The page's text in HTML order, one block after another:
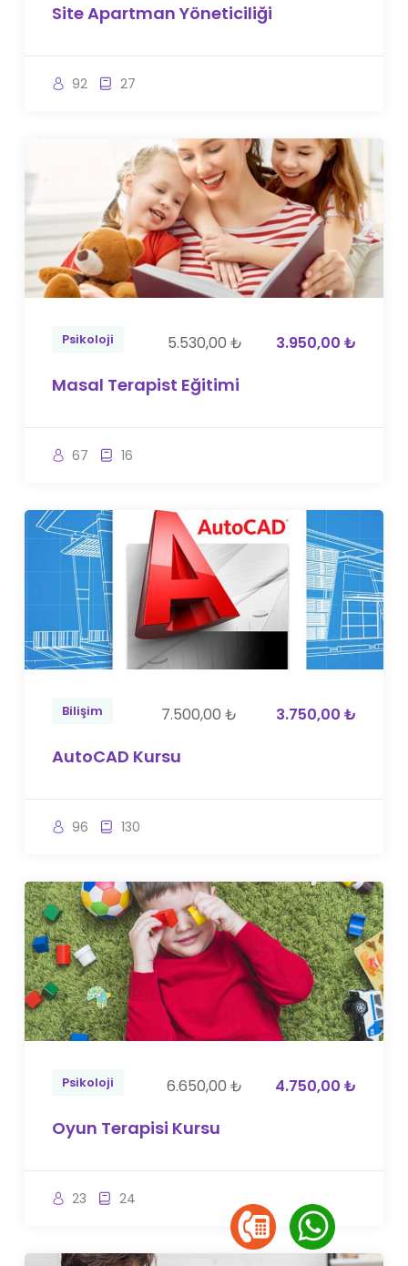
Site Apartman Yöneticiliği
92 27
Psikoloji 5.530,00 ₺ 3.950,00 ₺
Masal Terapist Eğitimi
67 16
Bilişim 7.500,00 ₺ 3.750,00 ₺
AutoCAD Kursu
96 130
Psikoloji 6.650,00 ₺ 4.750,00 ₺
Oyun Terapisi Kursu
23 24